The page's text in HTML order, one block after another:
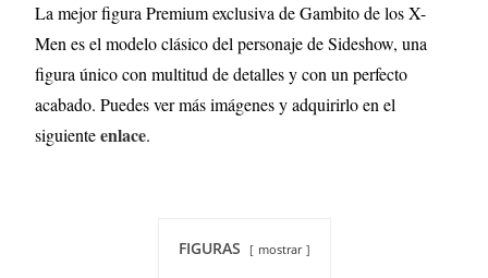
La mejor figura Premium exclusiva de Gambito de los X-
Men es el modelo clásico del personaje de Sideshow, una
figura único con multitud de detalles y con un perfecto
acabado. Puedes ver más imágenes y adquirirlo en el
siguienteenlace.
FIGURAS mostrar